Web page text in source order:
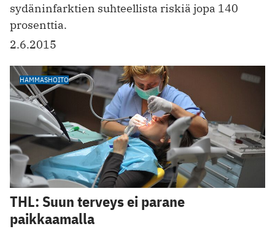
sydäninfarktien suhteellista riskiä jopa 140
prosenttia.
2.6.2015
HAMMASHOITO
THL: Suun terveys ei parane
paikkaamalla